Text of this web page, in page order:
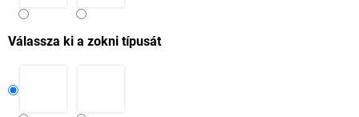
Válassza ki a zokni típusát